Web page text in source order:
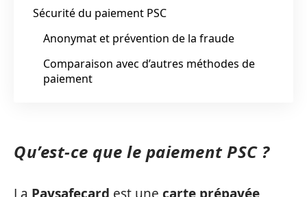
Sécurité du paiement PSC
Anonymat et prévention de la fraude
Comparaison avec d’autres méthodes de
paiement
Qu’est-ce que le paiement PSC ?
La Paysafecard est une carte prépayée